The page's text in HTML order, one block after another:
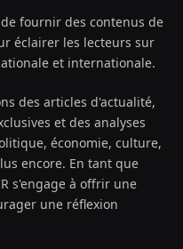
fournir des contenus de
éclairer les lecteurs sur
et internationale.
des articles d'actualité,
et des analyses
économie, culture,
encore. En tant que
s'engage à offrir une
une réflexion